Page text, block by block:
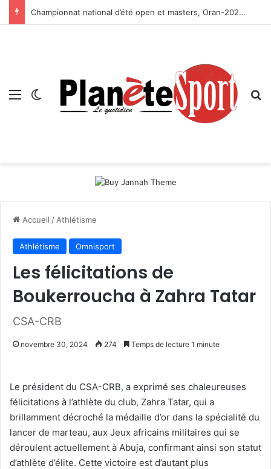
Championnat national d’été open et masters, Oran-2026 — Le CRB s’adjuge le titre
Menu Switch skin
Accueil / Athlétisme
Athlétisme Omnisport
Les félicitations de
Boukerroucha à Zahra Tatar
CSA-CRB
novembre 30, 2024 274 Temps de lecture 1 minute
Le président du CSA-CRB, a exprimé ses chaleureuses
félicitations à l’athlète du club, Zahra Tatar, qui a
brillamment décroché la médaille d’or dans la spécialité du
lancer de marteau, aux Jeux africains militaires qui se
déroulent actuellement à Abuja, confirmant ainsi son statut
d’athlète d’élite. Cette victoire est d’autant plus